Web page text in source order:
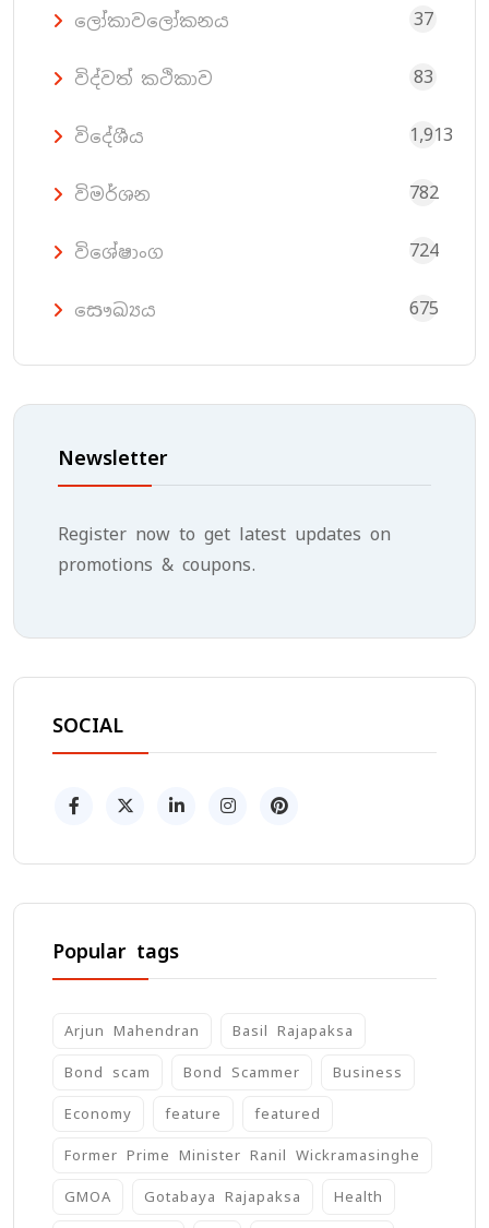
ලෝකාවලෝකනය 37
විද්වත් කථිකාව 83
විදේශීය 1,913
විමර්ශන 782
විශේෂාංග 724
සෞඛ්‍යය 675
Newsletter
Register now to get latest updates on
promotions & coupons.
SOCIAL
Popular tags
Arjun Mahendran Basil Rajapaksa
Bond scam Bond Scammer Business
Economy feature featured
Former Prime Minister Ranil Wickramasinghe
GMOA Gotabaya Rajapaksa Health